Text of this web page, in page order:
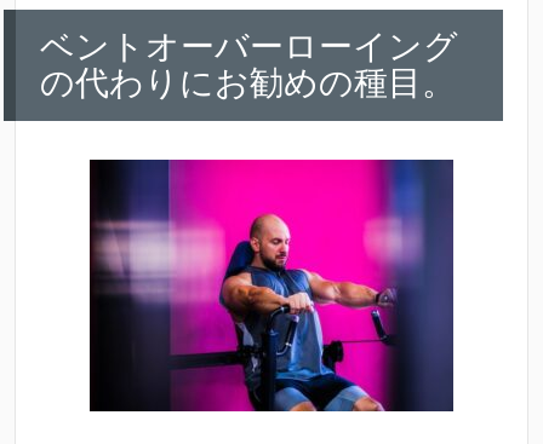
ベントオーバーローイング
の代わりにお勧めの種目。